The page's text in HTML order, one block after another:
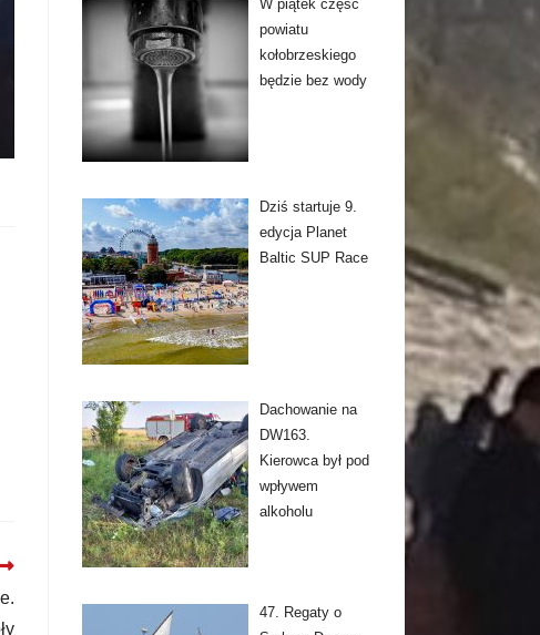
W piątek część
powiatu
kołobrzeskiego
będzie bez wody
Dziś startuje 9.
edycja Planet
Baltic SUP Race
Dachowanie na
DW163.
Kierowca był pod
wpływem
alkoholu
47. Regaty o